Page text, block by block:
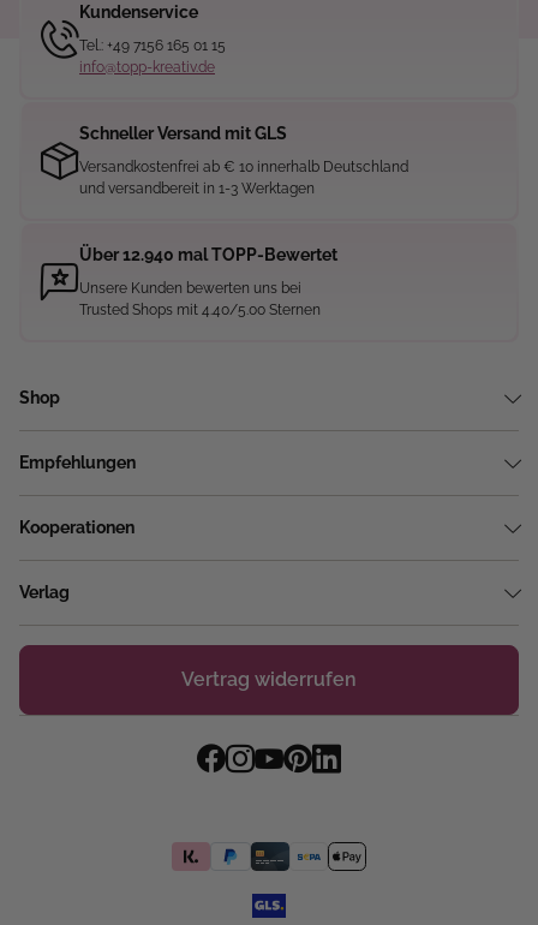
Kundenservice
Tel.: +49 7156 165 01 15
info@topp-kreativ.de
Schneller Versand mit GLS
Versandkostenfrei ab € 10 innerhalb Deutschland
und versandbereit in 1-3 Werktagen
Über 12.940 mal TOPP-Bewertet
Unsere Kunden bewerten uns bei
Trusted Shops mit 4.40/5.00 Sternen
Shop
Empfehlungen
Kooperationen
Verlag
Vertrag widerrufen